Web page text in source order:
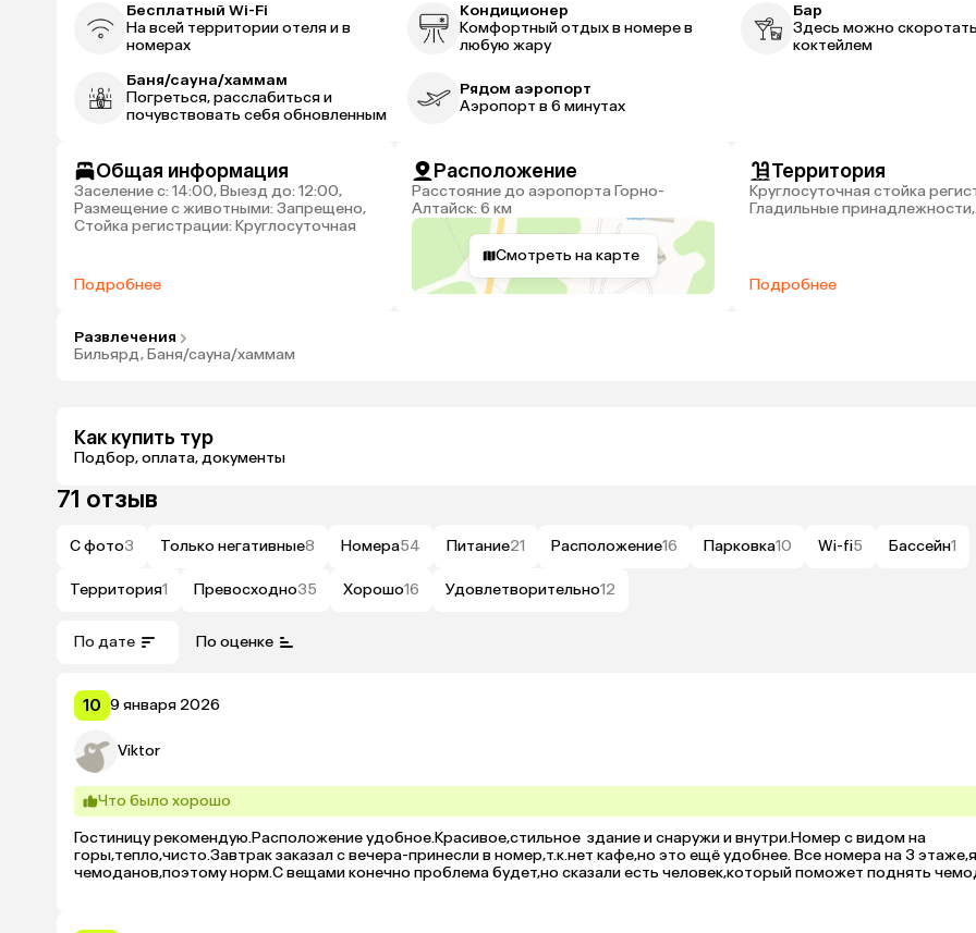
Бесплатный Wi-Fi
На всей территории отеля и в
номерах
Кондиционер
Комфортный отдых в номере в
любую жару
Бар
Здесь можно
коктейлем
Баня/сауна/хаммам
Погреться, расслабиться и
почувствовать себя обновленным
Рядом аэропорт
Аэропорт в 6 минутах
Общая информация
Заселение с: 14:00, Выезд до: 12:00,
Размещение с животными: Запрещено,
Стойка регистрации: Круглосуточная
Подробнее
Расположение
Расстояние до аэропорта Горно-
Алтайск: 6 км
Смотреть на карте
Территория
Круглосуточная стойка
Гладильные принадлежности,
Подробнее
Развлечения
Бильярд, Баня/сауна/хаммам
Как купить тур
Подбор, оплата, документы
71 отзыв
С фото3 Только негативные8 Номера54 Питание21 Расположение16 Парковка10 Wi-fi5 Бассейн1
Территория1 Превосходно35 Хорошо16 Удовлетворительно12
По дате По оценке
10 9 января 2026
Viktor
Что было хорошо
Гостиницу рекомендую.Расположение удобное.Красивое,стильное  здание и снаружи и внутри.Номер с видом на
горы,тепло,чисто.Завтрак заказал с вечера-принесли в номер,т.к.нет кафе,но это ещё удобнее. Все номера на 3
чемоданов,поэтому норм.С вещами конечно проблема будет,но сказали есть человек,который поможет поднять